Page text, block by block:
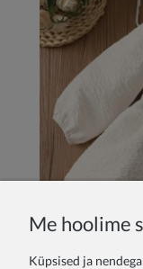
Me hoolime
Küpsised ja